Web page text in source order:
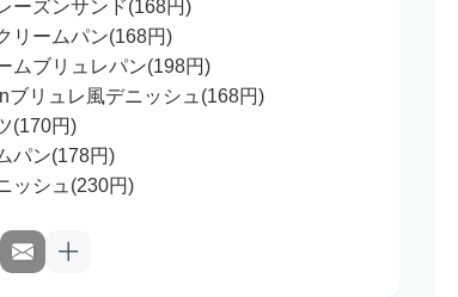
ーズンサンド(168円)
リームパン(168円)
ムブリュレパン(198円)
リュレ風デニッシュ(168円)
(170円)
パン(178円)
ッシュ(230円)